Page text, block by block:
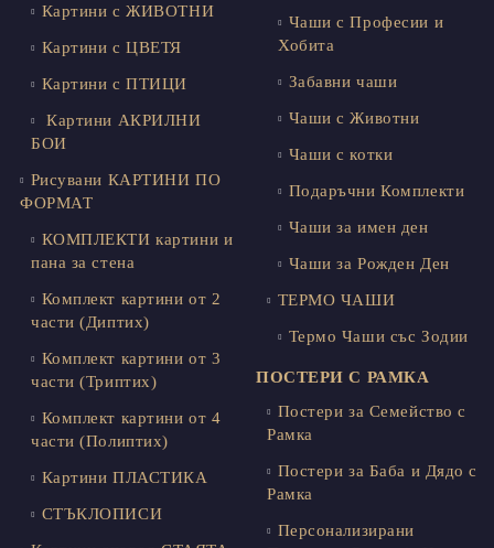
Картини с ЖИВОТНИ
Картини с ЦВЕТЯ
Картини с ПТИЦИ
Картини АКРИЛНИ
БОИ
Рисувани КАРТИНИ ПО
ФОРМАТ
КОМПЛЕКТИ картини и
пана за стена
Комплект картини от 2
части (Диптих)
Комплект картини от 3
части (Триптих)
Комплект картини от 4
части (Полиптих)
Картини ПЛАСТИКА
СТЪКЛОПИСИ
Чаши с Професии и
Хобита
Забавни чаши
Чаши с Животни
Чаши с котки
Подаръчни Комплекти
Чаши за имен ден
Чаши за Рожден Ден
ТЕРМО ЧАШИ
Термо Чаши със Зодии
ПОСТЕРИ С РАМКА
Постери за Семейство с
Рамка
Постери за Баба и Дядо с
Рамка
Персонализирани